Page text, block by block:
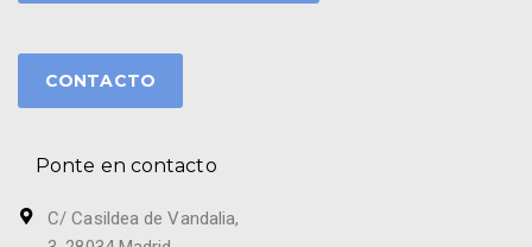
CONTACTO
Ponte en contacto
C/ Casildea de Vandalia,